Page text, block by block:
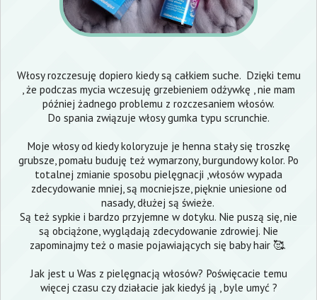
Włosy rozczesuję dopiero kiedy są całkiem suche. Dzięki temu
, że podczas mycia wczesuję grzebieniem odżywkę , nie mam
później żadnego problemu z rozczesaniem włosów.
Do spania związuje włosy gumka typu scrunchie.
Moje włosy od kiedy koloryzuje je henna stały się troszkę
grubsze, pomału buduję też wymarzony, burgundowy kolor. Po
totalnej zmianie sposobu pielęgnacji ,włosów wypada
zdecydowanie mniej, są mocniejsze, pięknie uniesione od
nasady, dłużej są świeże.
Są też sypkie i bardzo przyjemne w dotyku. Nie puszą się, nie
są obciążone, wyglądają zdecydowanie zdrowiej. Nie
zapominajmy też o masie pojawiających się baby hair 🥰.
Jak jest u Was z pielęgnacją włosów? Poświęcacie temu
więcej czasu czy działacie jak kiedyś ją , byle umyć ?